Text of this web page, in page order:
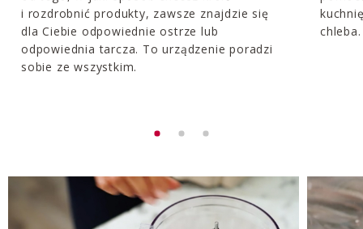
i rozdrobnić produkty, zawsze znajdzie się
dla Ciebie odpowiednie ostrze lub
odpowiednia tarcza. To urządzenie poradzi
sobie ze wszystkim.